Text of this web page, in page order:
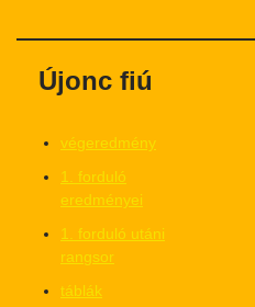
Újonc fiú
végeredmény
1. forduló
eredményei
1. forduló utáni
rangsor
táblák